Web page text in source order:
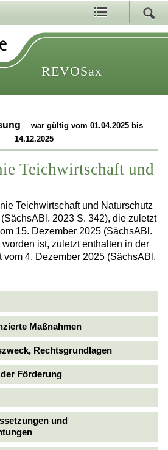
REVOSax
war gültig vom 01.04.2025 bis
14.12.2025
Teichwirtschaft und
Teichwirtschaft und Naturschutz
2023 S. 342), die zuletzt
15. Dezember 2025 (SächsABl.
ist, zuletzt enthalten in der
vom 4. Dezember 2025 (SächsABl.
Maßnahmen
Rechtsgrundlagen
Förderung
und